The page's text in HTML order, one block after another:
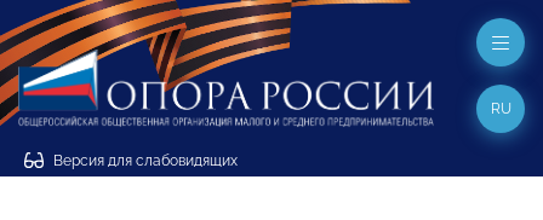
Версия для слабовидящих
RU